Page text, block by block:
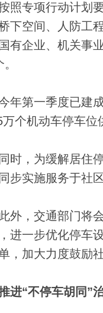
专项行动计划要
下空间、人防工
有企业、机关事
第一季度已建成
个机动车停车位
，为缓解居住停
步实施服务于社
，交通部门将会
进一步优化停车
，加大力度鼓励
进“不停车胡同”